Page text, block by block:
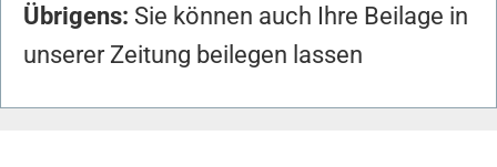
Ü brigens: Sie können auch Ihre Beilage in
unserer Zeitung beilegen lassen